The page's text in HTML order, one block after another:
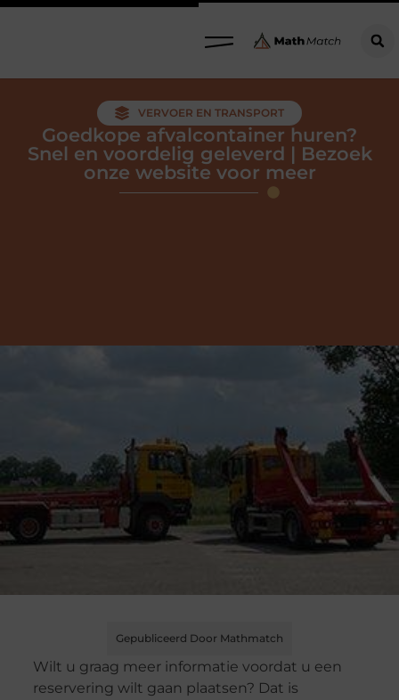
VERVOER EN TRANSPORT
Goedkope afvalcontainer huren?
Snel en voordelig geleverd | Bezoek
onze website voor meer
Gepubliceerd Door Mathmatch
Wilt u graag meer informatie voordat u een
reservering wilt gaan plaatsen? Dat is